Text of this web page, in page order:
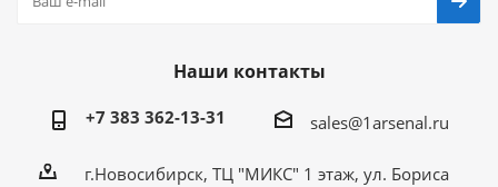
Наши контакты
+7 383 362-13-31 sales@1arsenal.ru
г.Новосибирск, ТЦ "МИКС" 1 этаж, ул. Бориса